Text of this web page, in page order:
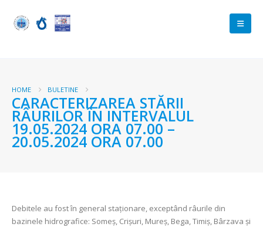
HOME BULETINE
CARACTERIZAREA STĂRII
RÂURILOR ÎN INTERVALUL
19.05.2024 ORA 07.00 –
20.05.2024 ORA 07.00
Debitele au fost în general staţionare, exceptând râurile din
bazinele hidrografice: Someş, Crişuri, Mureş, Bega, Timiş, Bârzava şi